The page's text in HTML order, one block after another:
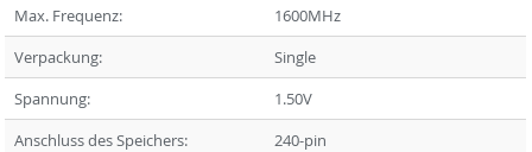
Max. Frequenz:
1600MHz
Verpackung:
Single
Spannung:
1.50V
Anschluss des Speichers:
240-pin